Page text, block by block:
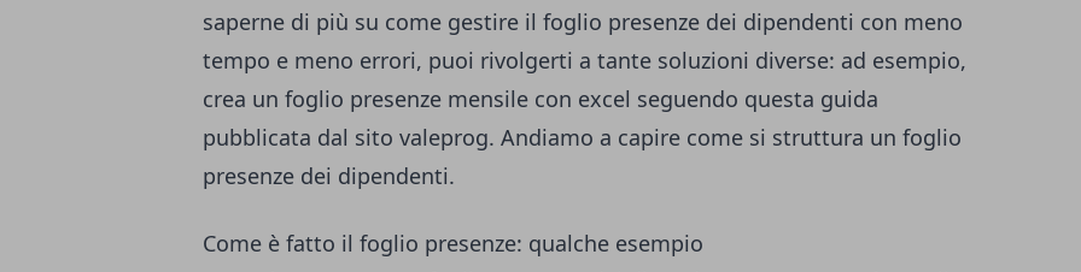
saperne di più su come gestire il foglio presenze dei dipendenti con meno
tempo e meno errori, puoi rivolgerti a tante soluzioni diverse: ad esempio,
crea un foglio presenze mensile con excel seguendo questa guida
pubblicata dal sito valeprog. Andiamo a capire come si struttura un foglio
presenze dei dipendenti.
Come è fatto il foglio presenze: qualche esempio